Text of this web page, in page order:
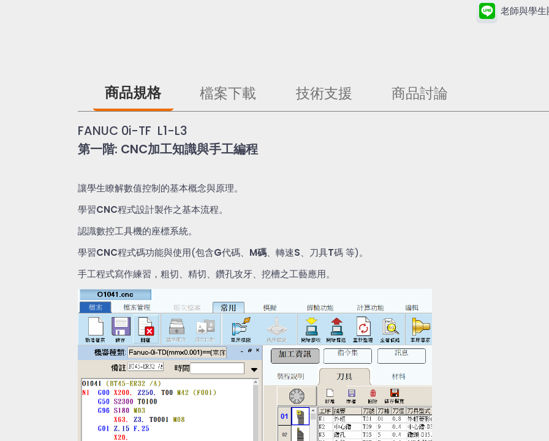
老師與學
商品規格 檔案下載 技術支援 商品討論
FANUC 0i-TF L1-L3
第一階: CNC加工知識與手工編程
讓學生瞭解數值控制的基本概念與原理。
學習CNC程式設計製作之基本流程。
認識數控工具機的座標系統。
學習CNC程式碼功能與使用(包含G代碼、 M碼、轉速S、刀具T碼 等)。
手工程式寫作練習，粗切、精切、鑽孔攻牙、挖槽之工藝應用。